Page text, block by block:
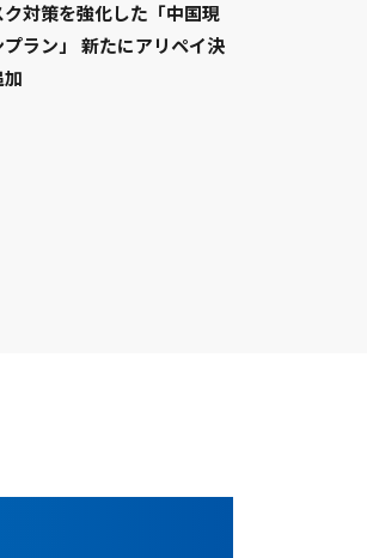
対策を強化した「中国現
ラン」 新たにアリペイ決